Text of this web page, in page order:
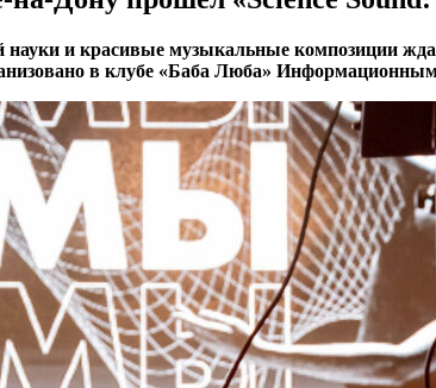
науки и красивые музыкальные композиции
в клубе «Баба Люба»